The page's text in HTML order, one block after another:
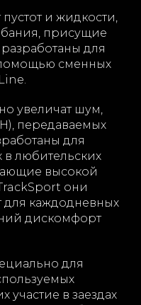
и жидкости,
присущие
для
сменных
увеличат шум,
передаваемых
для
любительских
высокой
они
для каждодневных
дискомфорт
для
в заездах